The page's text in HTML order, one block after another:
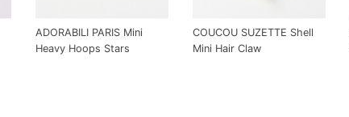
ADORABILI PARIS Mini
Heavy Hoops Stars
COUCOU SUZETTE Shell
Mini Hair Claw